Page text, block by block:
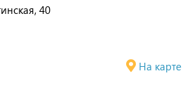
40
На карте